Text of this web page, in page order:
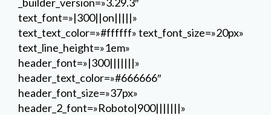
text_font=»|300||on|||||»
text_text_color=»#ffffff» text_font_size=»20px»
text_line_height=»1em»
header_font=»|300|||||||»
header_text_color=»#666666″
header_font_size=»37px»
header_2_font=»Roboto|900|||||||»